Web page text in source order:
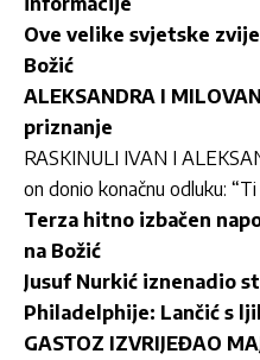
Ove velike svjetske
Božić
ALEKSANDRA I
priznanje
RASKINULI IVAN I
on donio konačnu odluku:
Terza hitno izbačen
na Božić
Jusuf Nurkić iznenadio
Philadelphije: Lančić s
GASTOZ IZVRIJEĐAO